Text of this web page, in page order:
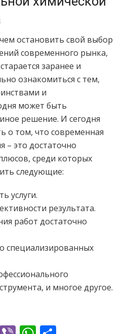
остановить свой выбор
современного рынка,
заранее и
ознакомиться с тем,
и
может быть
решение. И сегодня
о том, что современная
– это достаточно
среди которых
следующие:
услуги.
результата.
работ достаточно
специализированных
и многое другое.